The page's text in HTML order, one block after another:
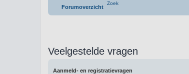
Forumoverzicht
Zoek
Veelgestelde vragen
Aanmeld- en registratievragen